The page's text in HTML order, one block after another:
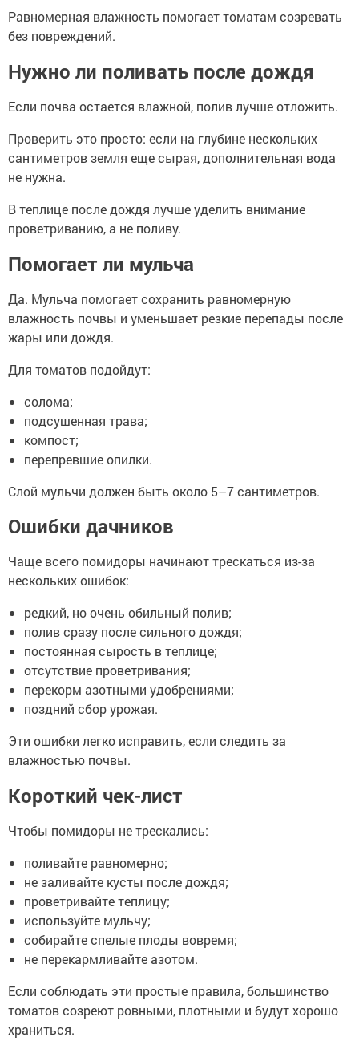
Равномерная влажность помогает томатам созревать
без повреждений.
Нужно ли поливать после дождя
Если почва остается влажной, полив лучше отложить.
Проверить это просто: если на глубине нескольких
сантиметров земля еще сырая, дополнительная вода
не нужна.
В теплице после дождя лучше уделить внимание
проветриванию, а не поливу.
Помогает ли мульча
Да. Мульча помогает сохранить равномерную
влажность почвы и уменьшает резкие перепады после
жары или дождя.
Для томатов подойдут:
солома;
подсушенная трава;
компост;
перепревшие опилки.
Слой мульчи должен быть около 5–7 сантиметров.
Ошибки дачников
Чаще всего помидоры начинают трескаться из-за
нескольких ошибок:
редкий, но очень обильный полив;
полив сразу после сильного дождя;
постоянная сырость в теплице;
отсутствие проветривания;
перекорм азотными удобрениями;
поздний сбор урожая.
Эти ошибки легко исправить, если следить за
влажностью почвы.
Короткий чек-лист
Чтобы помидоры не трескались:
поливайте равномерно;
не заливайте кусты после дождя;
проветривайте теплицу;
используйте мульчу;
собирайте спелые плоды вовремя;
не перекармливайте азотом.
Если соблюдать эти простые правила, большинство
томатов созреют ровными, плотными и будут хорошо
храниться.